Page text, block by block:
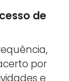
de
por